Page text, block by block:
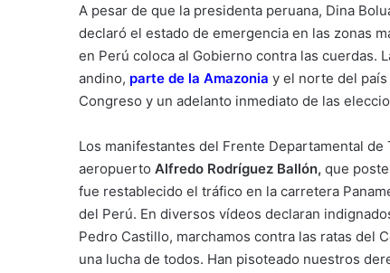
A pesar de que la presidenta peruana, Dina
declaró el estado de emergencia en las zonas
en Perú coloca al Gobierno contra las cuerdas.
andino, parte de la Amazonia y el norte del
Congreso y un adelanto inmediato de las
Los manifestantes del Frente Departamental
aeropuerto Alfredo Rodríguez Ballón, que
fue restablecido el tráfico en la carretera
del Perú. En diversos vídeos declaran
Pedro Castillo, marchamos contra las ratas del
una lucha de todos. Han pisoteado nuestros